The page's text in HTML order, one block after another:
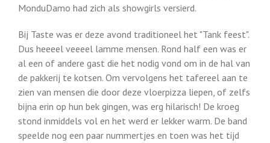
MonduDamo had zich als showgirls versierd.
Bij Taste was er deze avond traditioneel het "Tank feest".
Dus heeeel veeeel lamme mensen. Rond half een was er
al een of andere gast die het nodig vond om in de hal van
de pakkerij te kotsen. Om vervolgens het tafereel aan te
zien van mensen die door deze vloerpizza liepen, of zelfs
bijna erin op hun bek gingen, was erg hilarisch! De kroeg
stond inmiddels vol en het werd er lekker warm. De band
speelde nog een paar nummertjes en toen was het tijd